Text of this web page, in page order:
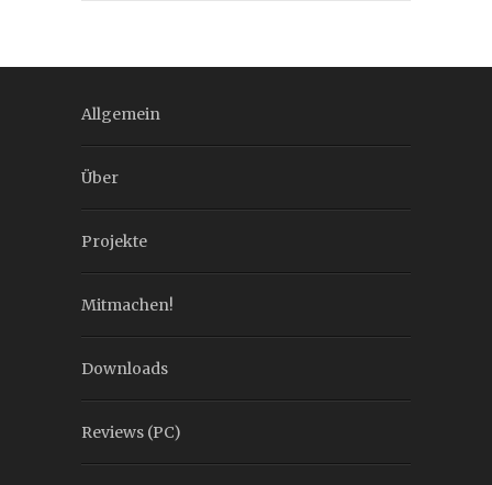
Allgemein
Über
Projekte
Mitmachen!
Downloads
Reviews (PC)